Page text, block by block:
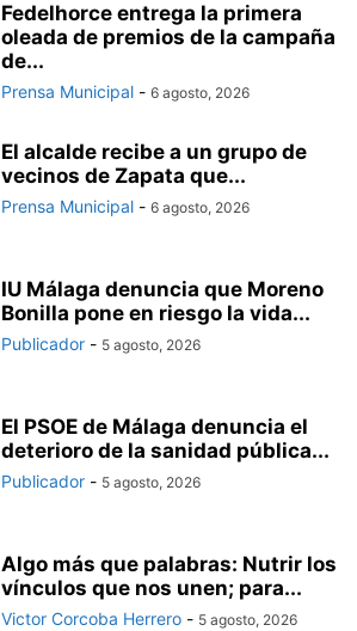
Fedelhorce entrega la primera
oleada de premios de la campaña
de...
Prensa Municipal - 6 agosto, 2026
El alcalde recibe a un grupo de
vecinos de Zapata que...
Prensa Municipal - 6 agosto, 2026
IU Málaga denuncia que Moreno
Bonilla pone en riesgo la vida...
Publicador - 5 agosto, 2026
El PSOE de Málaga denuncia el
deterioro de la sanidad pública...
Publicador - 5 agosto, 2026
Algo más que palabras: Nutrir los
vínculos que nos unen; para...
Victor Corcoba Herrero - 5 agosto, 2026